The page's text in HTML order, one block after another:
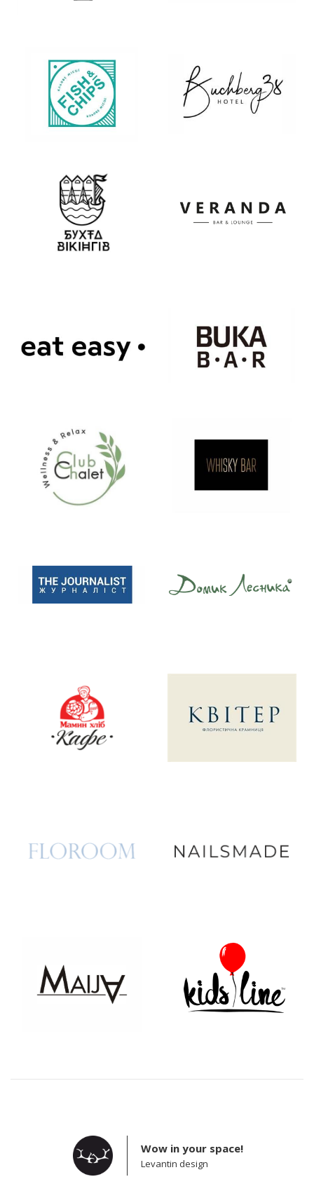
Wow in your space!
Levantin design